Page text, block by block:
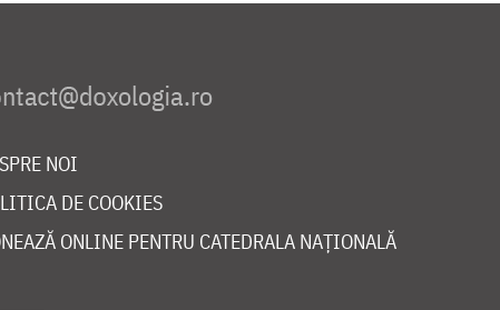
NOI
DE COOKIES
ONLINE PENTRU CATEDRALA NAȚIONALĂ